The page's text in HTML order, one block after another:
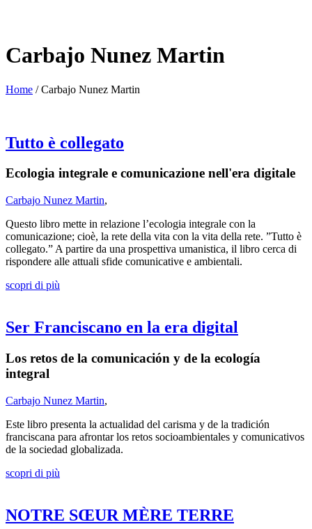
Carbajo Nunez Martin
Home /Carbajo Nunez Martin
Tutto è collegato
Ecologia integrale e comunicazione nell'era digitale
Carbajo Nunez Martin,
Questo libro mette in relazione l’ecologia integrale con la
comunicazione; cioè, la rete della vita con la vita della rete. ”Tutto è
collegato.” A partire da una prospettiva umanistica, il libro cerca di
rispondere alle attuali sfide comunicative e ambientali.
scopri di più
Ser Franciscano en la era digital
Los retos de la comunicación y de la ecología
integral
Carbajo Nunez Martin,
Este libro presenta la actualidad del carisma y de la tradición
franciscana para afrontar los retos socioambientales y comunicativos
de la sociedad globalizada.
scopri di più
NOTRE SŒUR MÈRE TERRE